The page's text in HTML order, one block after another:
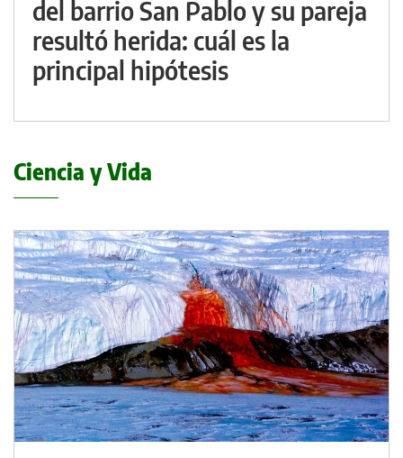
del barrio San Pablo y su pareja
resultó herida: cuál es la
principal hipótesis
Ciencia y Vida